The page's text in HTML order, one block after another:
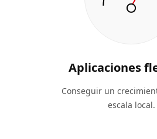
Aplicaciones
Conseguir un
escala local.